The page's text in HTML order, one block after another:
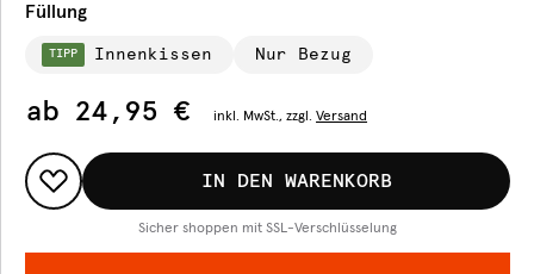
Füllung
TIPP Innenkissen Nur Bezug
ab 24,95 € inkl. MwSt., zzgl. Versand
IN DEN WARENKORB
Sicher shoppen mit SSL-Verschlüsselung